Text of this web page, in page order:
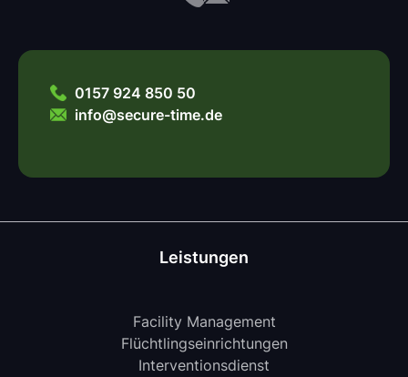
0157 924 850 50
info@secure-time.de
Leistungen
Facility Management
Flüchtlingseinrichtungen
Interventionsdienst